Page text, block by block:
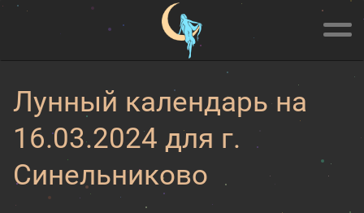
Лунный календарь на
16.03.2024 для г.
Синельниково